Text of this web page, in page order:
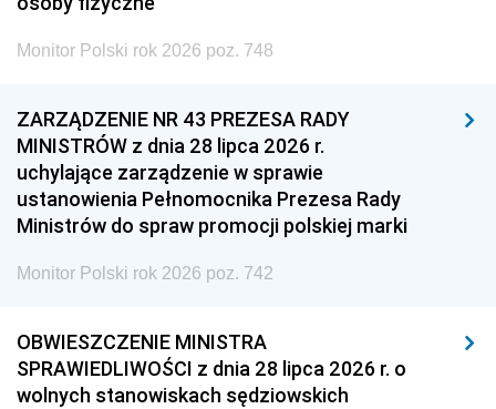
Monitor Polski rok 2026 poz. 748
ZARZĄDZENIE NR 43 PREZESA RADY
MINISTRÓW z dnia 28 lipca 2026 r.
uchylające zarządzenie w sprawie
ustanowienia Pełnomocnika Prezesa Rady
Ministrów do spraw promocji polskiej marki
Monitor Polski rok 2026 poz. 742
OBWIESZCZENIE MINISTRA
SPRAWIEDLIWOŚCI z dnia 28 lipca 2026 r. o
wolnych stanowiskach sędziowskich